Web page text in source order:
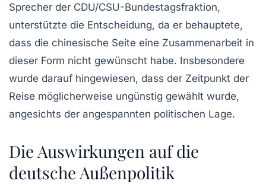
Sprecher der CDU/CSU-Bundestagsfraktion,
unterstützte die Entscheidung, da er behauptete,
dass die chinesische Seite eine Zusammenarbeit in
dieser Form nicht gewünscht habe. Insbesondere
wurde darauf hingewiesen, dass der Zeitpunkt der
Reise möglicherweise ungünstig gewählt wurde,
angesichts der angespannten politischen Lage.
Die Auswirkungen auf die
deutsche Außenpolitik